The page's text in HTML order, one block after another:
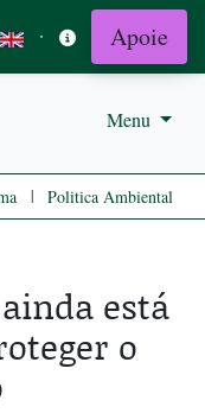
· Apoie
Menu
| Politica Ambiental
está
o